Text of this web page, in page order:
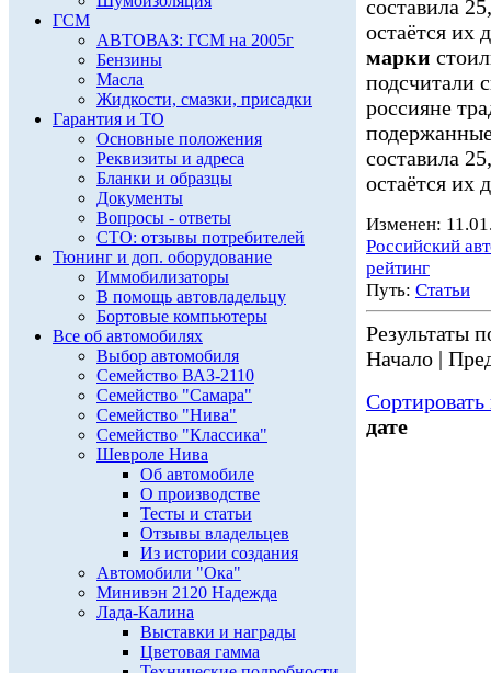
ГСМ
АВТОВАЗ: ГСМ на 2005г
Бензины
Масла
Жидкости, смазки, присадки
Гарантия и ТО
Основные положения
Реквизиты и адреса
Бланки и образцы
Документы
Вопросы - ответы
СТО: отзывы потребителей
Тюнинг и доп. оборудование
Иммобилизаторы
В помощь автовладельцу
Бортовые компьютеры
Все об автомобилях
Выбор автомобиля
Семейство ВАЗ-2110
Семейство "Самара"
Семейство "Нива"
Семейство "Классика"
Шевроле Нива
Об автомобиле
О производстве
Тесты и статьи
Отзывы владельцев
Из истории создания
Автомобили "Ока"
Минивэн 2120 Надежда
Лада-Калина
Выставки и награды
Цветовая гамма
составила
остаётся их
марки
подсчитали
россияне
составила
остаётся их
Изменен:
Российский
рейтинг
Путь: Статьи
Результаты
Начало |
дате